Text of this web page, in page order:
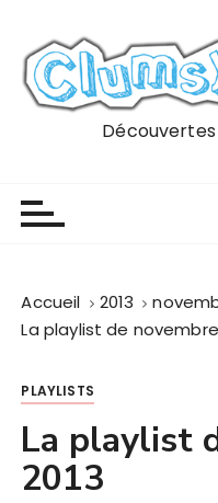
Accueil 2013
La playlist de novembre
PLAYLISTS
La playlist
2013